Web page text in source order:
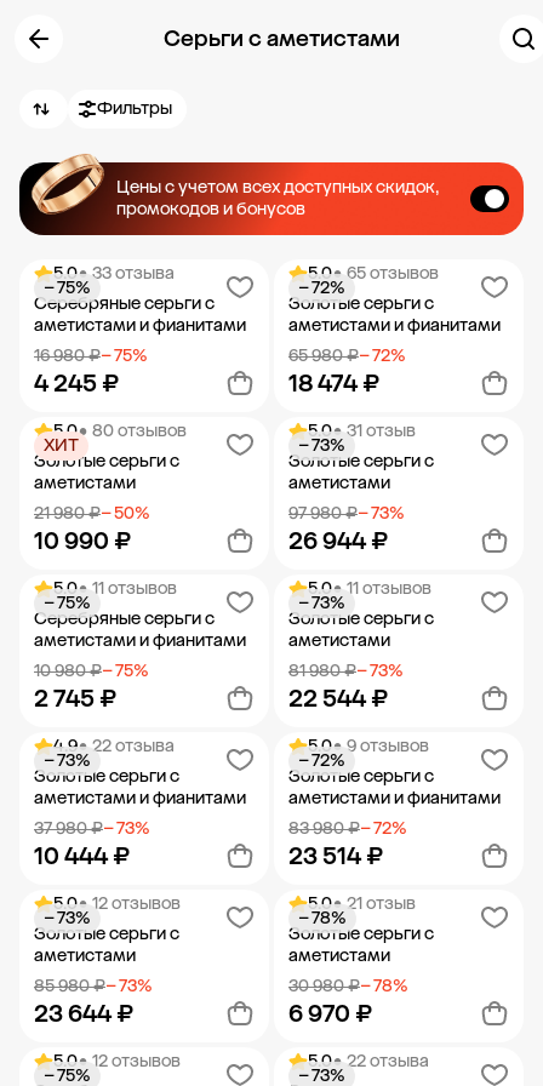
Серьги с аметистами
Фильтры
Цены с учетом всех доступных скидок,
промокодов и бонусов
5.0• 33 отзыва
Серебряные серьги с
аметистами и фианитами
16 980 ₽− 75%
4 245 ₽
− 75%
Добавить в корзину
5.0• 65 отзывов
Золотые серьги с
аметистами и фианитами
65 980 ₽− 72%
18 474 ₽
− 72%
Добавить в корзину
5.0• 80 отзывов
Золотые серьги с
аметистами
21 980 ₽− 50%
10 990 ₽
ХИТ
Добавить в корзину
5.0• 31 отзыв
Золотые серьги с
аметистами
97 980 ₽− 73%
26 944 ₽
− 73%
Добавить в корзину
5.0• 11 отзывов
Серебряные серьги с
аметистами и фианитами
10 980 ₽− 75%
2 745 ₽
− 75%
Добавить в корзину
5.0• 11 отзывов
Золотые серьги с
аметистами
81 980 ₽− 73%
22 544 ₽
− 73%
Добавить в корзину
4.9• 22 отзыва
Золотые серьги с
аметистами и фианитами
37 980 ₽− 73%
10 444 ₽
− 73%
Добавить в корзину
5.0• 9 отзывов
Золотые серьги с
аметистами и фианитами
83 980 ₽− 72%
23 514 ₽
− 72%
Добавить в корзину
5.0• 12 отзывов
Золотые серьги с
аметистами
85 980 ₽− 73%
23 644 ₽
− 73%
5.0• 21 отзыв
Золотые серьги с
аметистами
30 980 ₽− 78%
6 970 ₽
− 78%
5.0• 12 отзывов
− 75%
5.0• 22 отзыва
− 73%